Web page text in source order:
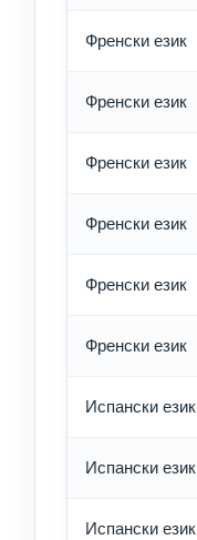
Френски език
Френски език
Френски език
Френски език
Френски език
Френски език
Испански език
Испански език
Испански език